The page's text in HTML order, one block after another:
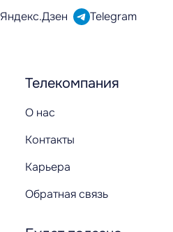
Телекомпания
О нас
Контакты
Карьера
Обратная связь
Яндекс.Дзен
Telegram